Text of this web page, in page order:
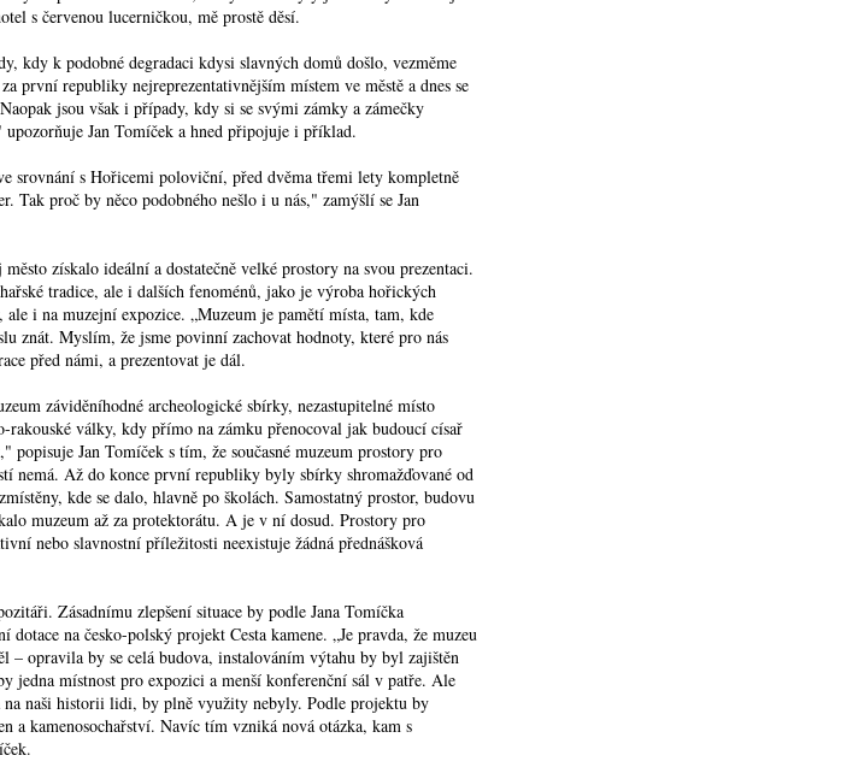
s červenou lucerničkou, mě prostě děsí.
kdy k podobné degradaci kdysi slavných domů došlo, vezměme
první republiky nejreprezentativnějším místem ve městě a dnes se
jsou však i případy, kdy si se svými zámky a zámečky
upozorňuje Jan Tomíček a hned připojuje i příklad.
srovnání s Hořicemi poloviční, před dvěma třemi lety kompletně
Tak proč by něco podobného nešlo i u nás," zamýšlí se Jan
získalo ideální a dostatečně velké prostory na svou prezentaci.
tradice, ale i dalších fenoménů, jako je výroba hořických
i na muzejní expozice. „Muzeum je pamětí místa, tam, kde
znát. Myslím, že jsme povinní zachovat hodnoty, které pro nás
před námi, a prezentovat je dál.
záviděníhodné archeologické sbírky, nezastupitelné místo
rakouské války, kdy přímo na zámku přenocoval jak budoucí císař
Jan Tomíček s tím, že současné muzeum prostory pro
nemá. Až do konce první republiky byly sbírky shromažďované od
kde se dalo, hlavně po školách. Samostatný prostor, budovu
muzeum až za protektorátu. A je v ní dosud. Prostory pro
nebo slavnostní příležitosti neexistuje žádná přednášková
Zásadnímu zlepšení situace by podle Jana Tomíčka
dotace na česko-polský projekt Cesta kamene. „Je pravda, že muzeu
– opravila by se celá budova, instalováním výtahu by byl zajištěn
jedna místnost pro expozici a menší konferenční sál v patře. Ale
na naši historii lidi, by plně využity nebyly. Podle projektu by
a kamenosochařství. Navíc tím vzniká nová otázka, kam s